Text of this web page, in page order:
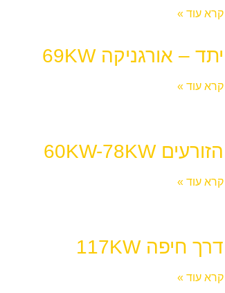
קרא עוד »
יתד – אורגניקה 69KW
קרא עוד »
הזורעים 60KW-78KW
קרא עוד »
דרך חיפה 117KW
קרא עוד »